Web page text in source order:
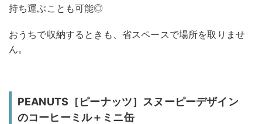
持ち運ぶことも可能◎
おうちで収納するときも、省スペースで場所を取りませ
ん。
PEANUTS［ピーナッツ］スヌーピーデザイン
のコーヒーミル＋ミニ缶